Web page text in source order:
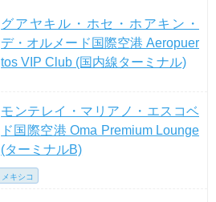
グアヤキル・ホセ・ホアキン・
デ・オルメード国際空港 Aeropuer
tos VIP Club (国内線ターミナル)
モンテレイ・マリアノ・エスコベ
ド国際空港 Oma Premium Lounge
(ターミナルB)
メキシコ